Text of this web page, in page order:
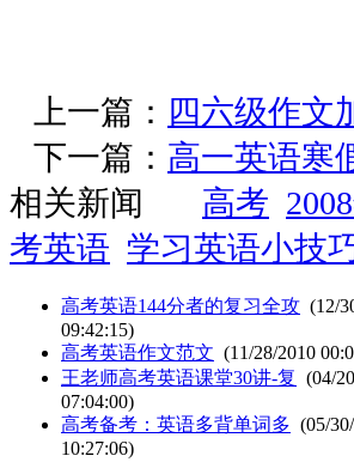
上一篇： 四六级作文
下一篇： 高一英语寒
相关新闻
高考
考英语 学习英语小技
高考英语144分者的复习全攻 (12/
09:42:15)
高考英语作文范文 (11/28/2010
王老师高考英语课堂30讲-复 (04/
07:04:00)
高考备考：英语多背单词多 (05/
10:27:06)